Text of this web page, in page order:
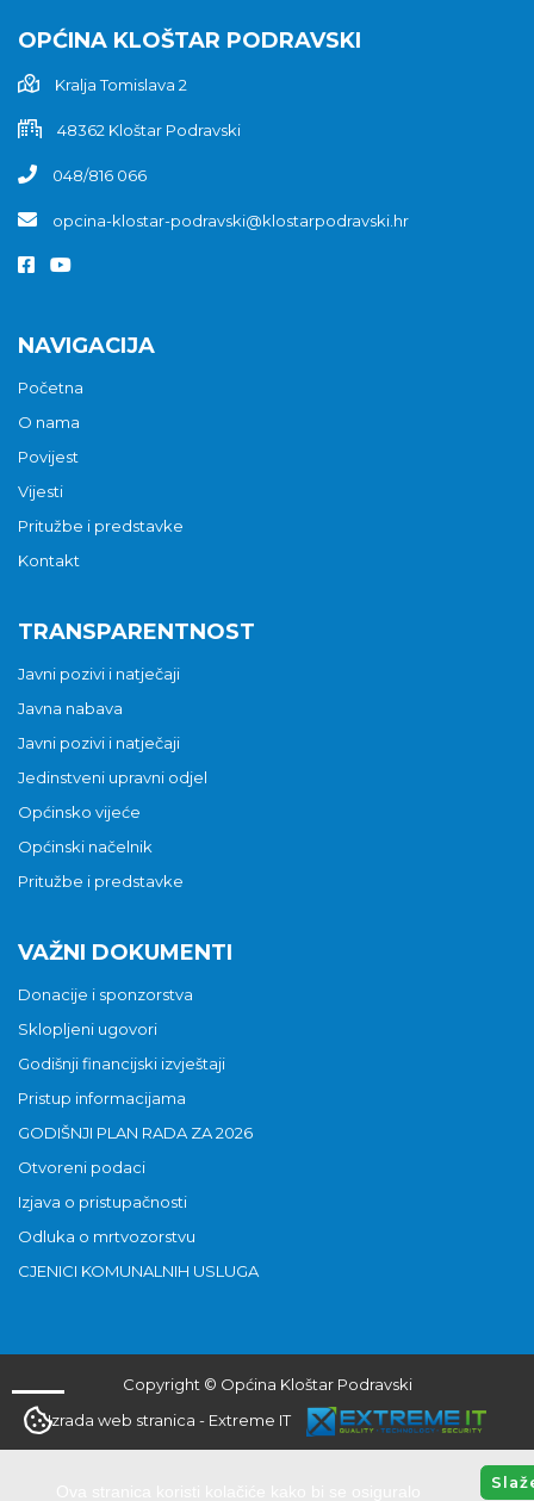
OPĆINA KLOŠTAR PODRAVSKI
Kralja Tomislava 2
48362 Kloštar Podravski
048/816 066
opcina-klostar-podravski@klostarpodravski.hr
NAVIGACIJA
Početna
O nama
Povijest
Vijesti
Pritužbe i predstavke
Kontakt
TRANSPARENTNOST
Javni pozivi i natječaji
Javna nabava
Javni pozivi i natječaji
Jedinstveni upravni odjel
Općinsko vijeće
Općinski načelnik
Pritužbe i predstavke
VAŽNI DOKUMENTI
Donacije i sponzorstva
Sklopljeni ugovori
Godišnji financijski izvještaji
Pristup informacijama
GODIŠNJI PLAN RADA ZA 2026
Otvoreni podaci
Izjava o pristupačnosti
Odluka o mrtvozorstvu
CJENICI KOMUNALNIH USLUGA
Copyright © Općina Kloštar Podravski
Izrada web stranica - Extreme IT